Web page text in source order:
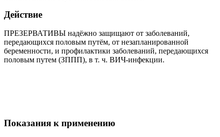
Действие
ПРЕЗЕРВАТИВЫ надёжно защищают от заболеваний,
передающихся половым путём, от незапланированной
беременности, и профилактики заболеваний, передающихся
половым путем (ЗППП), в т. ч. ВИЧ-инфекции.
Показания к применению